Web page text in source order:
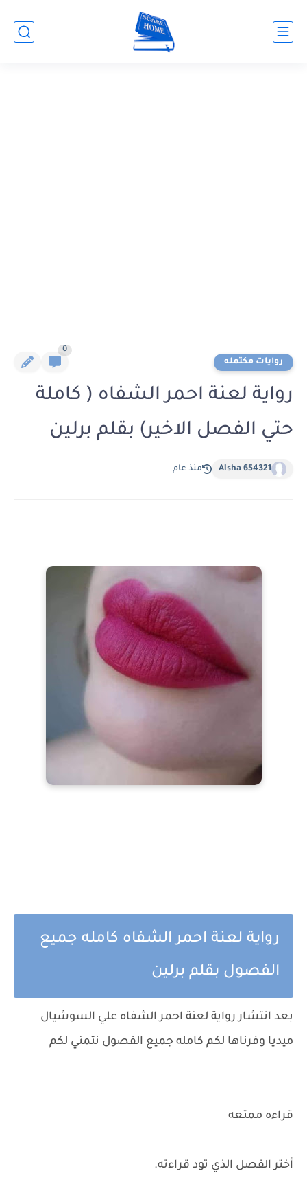
روايات مكتمله
0
رواية لعنة احمر الشفاه ( كاملة
حتي الفصل الاخير) بقلم برلين
Aisha 654321 منذ عام
رواية لعنة احمر الشفاه كامله جميع
الفصول بقلم برلين
بعد انتشار رواية لعنة احمر الشفاه علي السوشيال
ميديا وفرناها لكم كامله جميع الفصول نتمني لكم
قراءه ممتعه
أختر الفصل الذي تود قراءته.